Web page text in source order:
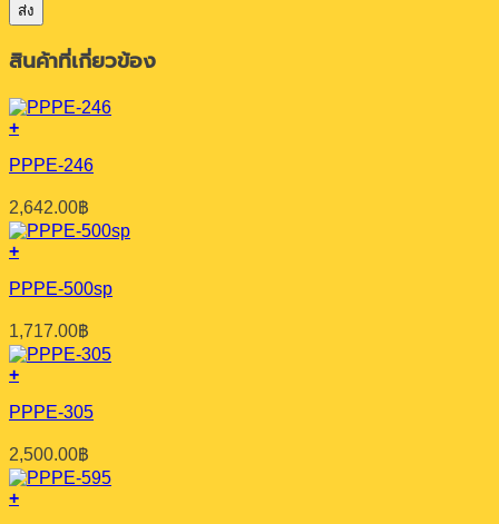
สินค้าที่เกี่ยวข้อง
+
PPPE-246
2,642.00฿
+
PPPE-500sp
1,717.00฿
+
PPPE-305
2,500.00฿
+